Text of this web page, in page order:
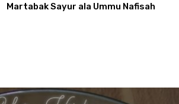
Martabak Sayur ala Ummu Nafisah